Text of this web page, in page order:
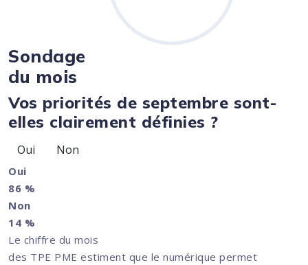
Sondage
du mois
Vos priorités de septembre sont-
elles clairement définies ?
Oui Non
Oui
86 %
Non
14 %
Le chiffre du mois
des TPE PME estiment que le numérique permet